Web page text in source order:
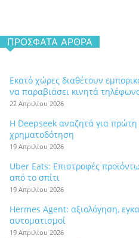
ΠΡΌΣΦΑΤΑ ΆΡΘΡΑ
Εκατό χώρες διαθέτουν
να παραβιάσει κινητά
22 Απριλίου 2026
Η Deepseek αναζητά για πρώτη
χρηματοδότηση
19 Απριλίου 2026
Uber Eats: Επιστροφές
από το σπίτι
19 Απριλίου 2026
Hermes Agent: αξιολόγηση,
αυτοματισμοί
19 Απριλίου 2026